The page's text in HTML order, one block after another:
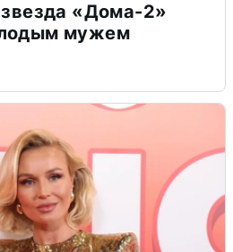
«Дома-2»
мужем